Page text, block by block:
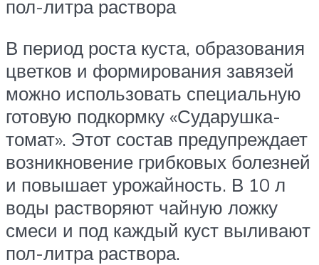
пол-литра раствора
В период роста куста, образования
цветков и формирования завязей
можно использовать специальную
готовую подкормку «Сударушка-
томат». Этот состав предупреждает
возникновение грибковых болезней
и повышает урожайность. В 10 л
воды растворяют чайную ложку
смеси и под каждый куст выливают
пол-литра раствора.